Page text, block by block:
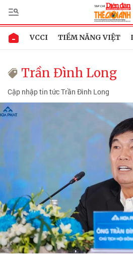
VCCI TIỀM NĂNG VIỆT
Trần Đình Long
Cập nhập tin tức Trần Đình Long